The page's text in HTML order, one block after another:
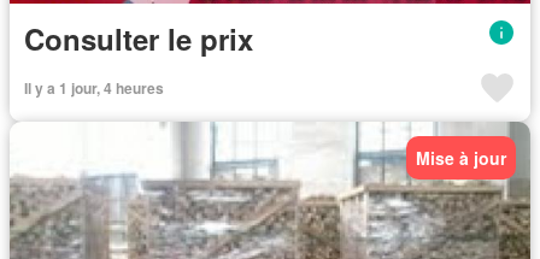
Consulter le prix
Il y a 1 jour, 4 heures
Mise à jour